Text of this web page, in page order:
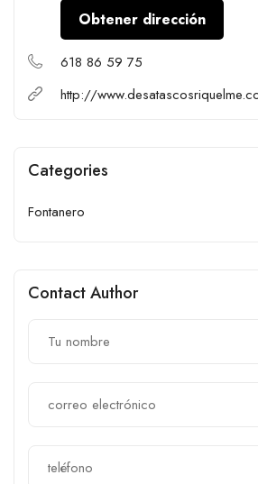
Obtener dirección
618 86 59 75
http://
Categories
Fontanero
Contact Author